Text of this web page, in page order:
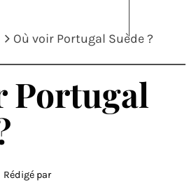
Où voir Portugal Suède ?
Portugal
Rédigé par